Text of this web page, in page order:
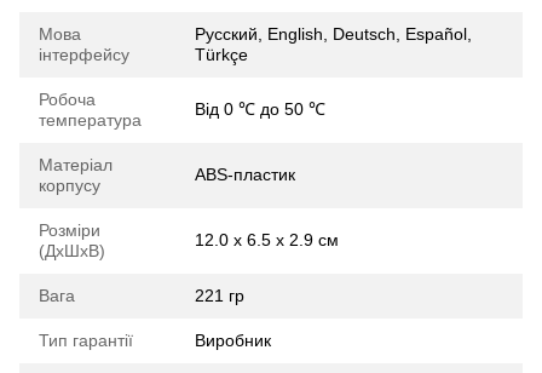
Мова
інтерфейсу
Русский, English, Deutsch, Español,
Türkçe
Робоча
температура
Від 0 ℃ до 50 ℃
Матеріал
корпусу
ABS-пластик
Розміри
(ДхШхВ)
12.0 х 6.5 х 2.9 см
Вага 221 гр
Тип гарантії Виробник